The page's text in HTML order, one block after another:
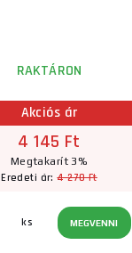
RAKTÁRON
Akciós ár
4 145 Ft
Megtakarít 3%
Eredeti ár:4 270 Ft
ks MEGVENNI